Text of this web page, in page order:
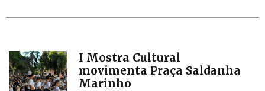
I Mostra Cultural
movimenta Praça Saldanha
Marinho